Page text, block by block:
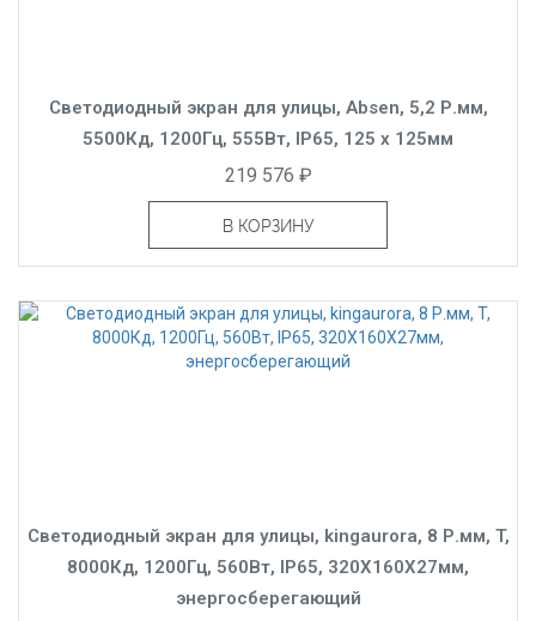
Светодиодный экран для улицы, Absen, 5,2 Р.мм,
5500Кд, 1200Гц, 555Вт, IP65, 125 x 125мм
219 576 ₽
В КОРЗИНУ
Светодиодный экран для улицы, kingaurora, 8 Р.мм, T,
8000Кд, 1200Гц, 560Вт, IP65, 320X160X27мм,
энергосберегающий